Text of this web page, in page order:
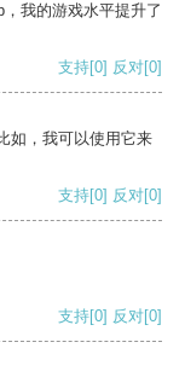
我的游戏水平提升了
支持[0] 反对[0]
如，我可以使用它来
支持[0] 反对[0]
支持[0] 反对[0]